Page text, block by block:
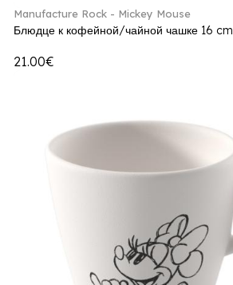
Manufacture Rock - Mickey Mouse
Блюдце к кофейной/чайной чашке 16 cm
21.00€